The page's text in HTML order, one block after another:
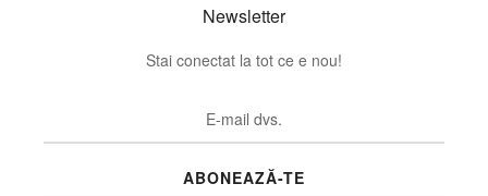
Newsletter
Stai conectat la tot ce e nou!
ABONEAZĂ-TE